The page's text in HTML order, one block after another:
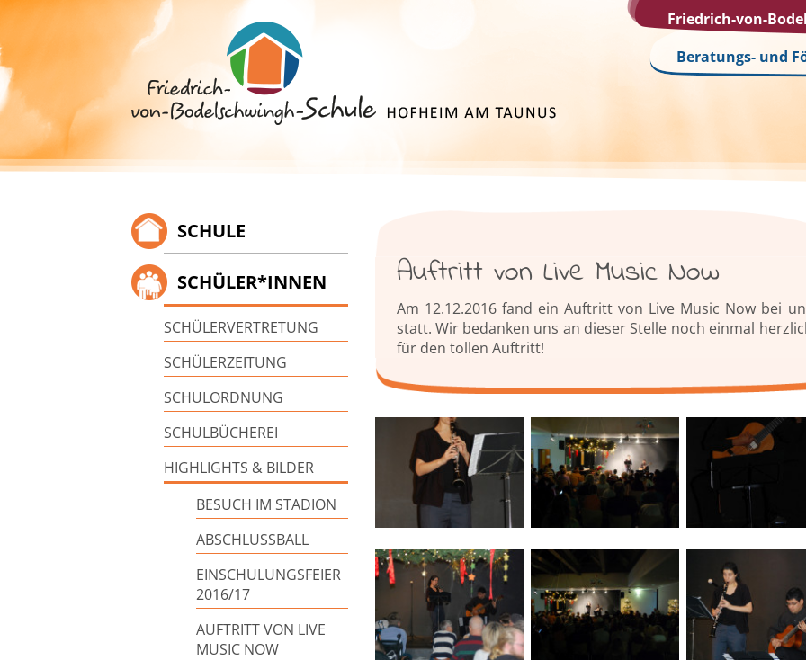
Springe
Inhalt
Friedrich-von-
Beratungs- und
SCHULE
SCHÜLER*INNEN
SCHÜLERVERTRETUNG
SCHÜLERZEITUNG
SCHULORDNUNG
SCHULBÜCHEREI
HIGHLIGHTS & BILDER
BESUCH IM STADION
ABSCHLUSSBALL
EINSCHULUNGSFEIER
2016/17
AUFTRITT VON LIVE
MUSIC NOW
Auftritt von Live Music Now
Am 12.12.2016 fand ein Auftritt von Live Music Now bei
statt. Wir bedanken uns an dieser Stelle noch einmal
für den tollen Auftritt!